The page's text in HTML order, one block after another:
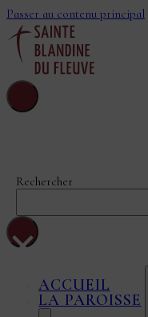
Passer au contenu principal
Rechercher
×
ACCUEIL
LA PAROISSE